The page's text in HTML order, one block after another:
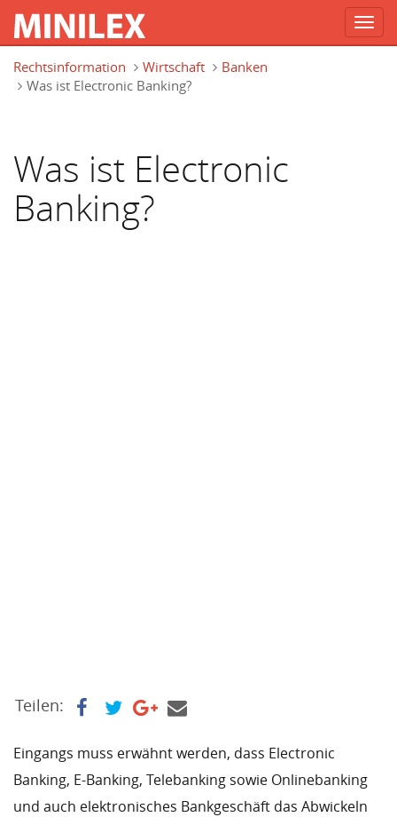
Rechtsinformation
Wirtschaft
Banken
Was ist Electronic Banking?
Was ist Electronic
Banking?
Teilen:
Eingangs muss erwähnt werden, dass Electronic
Banking, E-Banking, Telebanking sowie Onlinebanking
und auch elektronisches Bankgeschäft das Abwickeln